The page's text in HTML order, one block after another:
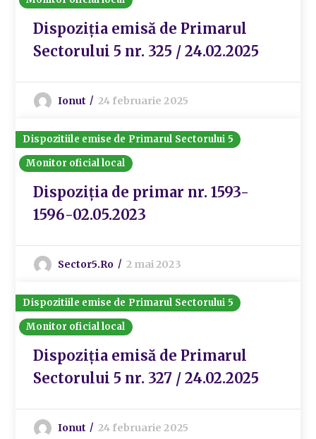
Dispoziția emisă de Primarul
Sectorului 5 nr. 325 / 24.02.2025
Ionut 24 februarie 2025
Dispozitiile emise de Primarul Sectorului 5
Monitor oficial local
Dispoziția de primar nr. 1593-
1596-02.05.2023
Sector5.ro 2 mai 2023
Dispozitiile emise de Primarul Sectorului 5
Monitor oficial local
Dispoziția emisă de Primarul
Sectorului 5 nr. 327 / 24.02.2025
Ionut 24 februarie 2025